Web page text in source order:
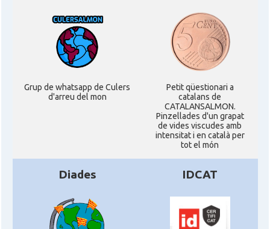
Grup de whatsapp de Culers
d'arreu del mon
Petit qüestionari a
catalans de
CATALANSALMON.
Pinzellades d'un grapat
de vides viscudes amb
intensitat i en català per
tot el món
Diades IDCAT